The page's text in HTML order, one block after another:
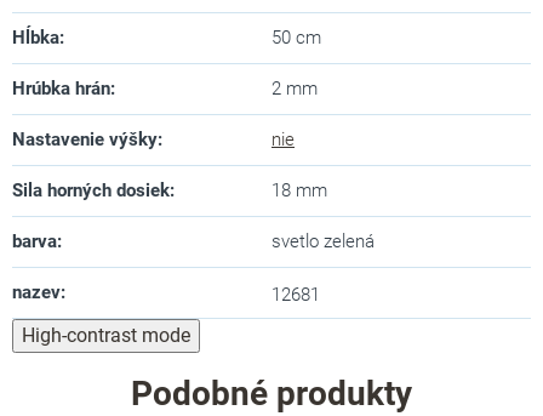
Hĺbka: 50 cm
Hrúbka hrán: 2 mm
Nastavenie výšky: nie
Sila horných dosiek: 18 mm
barva: svetlo zelená
nazev: 12681
High-contrast mode
Podobné produkty